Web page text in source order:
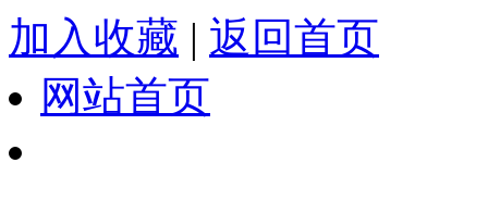
加入收藏 | 返回首页
网站首页